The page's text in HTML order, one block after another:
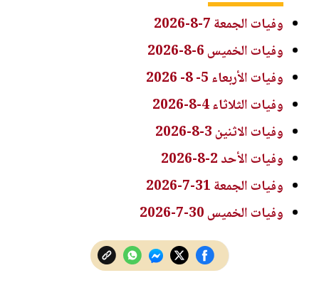
وفيات الجمعة 7-8-2026
وفيات الخميس 6-8-2026
وفيات الأربعاء 5- 8- 2026
وفيات الثلاثاء 4-8-2026
وفيات الاثنين 3-8-2026
وفيات الأحد 2-8-2026
وفيات الجمعة 31-7-2026
وفيات الخميس 30-7-2026